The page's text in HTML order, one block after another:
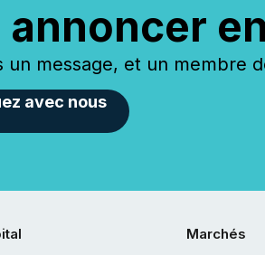
annoncer
un message, et un membre
avec nous
Marchés